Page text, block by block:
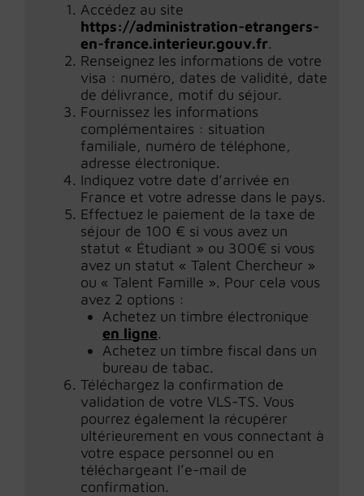
Accédez au site
https://administration-etrangers-
en-france.interieur.gouv.fr.
Renseignez les informations de votre
visa : numéro, dates de validité, date
de délivrance, motif du séjour.
Fournissez les informations
complémentaires : situation
familiale, numéro de téléphone,
adresse électronique.
Indiquez votre date d’arrivée en
France et votre adresse dans le pays.
Effectuez le paiement de la taxe de
séjour de 100 € si vous avez un
statut « Étudiant » ou 300€ si vous
avez un statut « Talent Chercheur »
ou « Talent Famille ». Pour cela vous
avez 2 options :
Achetez un timbre électronique
en ligne.
Achetez un timbre fiscal dans un
bureau de tabac.
Téléchargez la confirmation de
validation de votre VLS-TS. Vous
pourrez également la récupérer
ultérieurement en vous connectant à
votre espace personnel ou en
téléchargeant l’e-mail de
confirmation.